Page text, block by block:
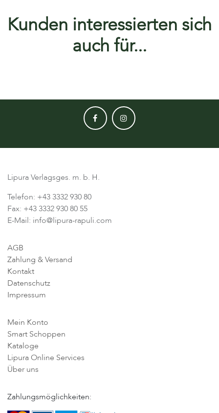
Kunden interessierten sich
auch für...
Lipura Verlagsges. m. b. H.
Telefon: +43 3332 930 80
Fax: +43 3332 930 80 55
E-Mail: info@lipura-rapuli.com
AGB
Zahlung & Versand
Kontakt
Datenschutz
Impressum
Mein Konto
Smart Schoppen
Kataloge
Lipura Online Services
Über uns
Zahlungsmöglichkeiten: